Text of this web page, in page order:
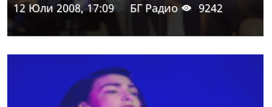
12 Юли 2008, 17:09 БГ Радио 9242